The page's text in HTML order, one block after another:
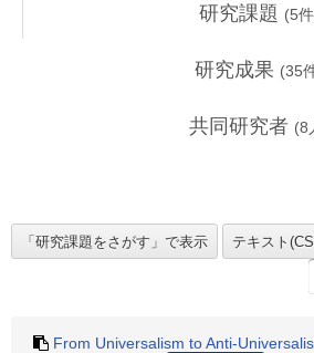
研究課題 (5
研究成果 (35
共同研究者 (8
From Universalism to Anti-